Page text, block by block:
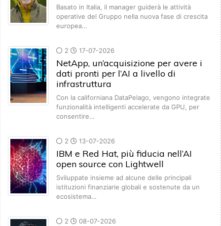
Basato in Italia, il manager guiderà le attività
operative del Gruppo nella nuova fase di crescita
europea…
2 17-07-2026
NetApp, un’acquisizione per avere i
dati pronti per l’AI a livello di
infrastruttura
Con la californiana DataPelago, vengono integrate
funzionalità intelligenti accelerate da GPU, per
consentire…
2 13-07-2026
IBM e Red Hat, più fiducia nell’AI
open source con Lightwell
Sviluppate insieme ad alcune delle principali
istituzioni finanziarie globali e sostenute da un
ecosistema…
2 08-07-2026